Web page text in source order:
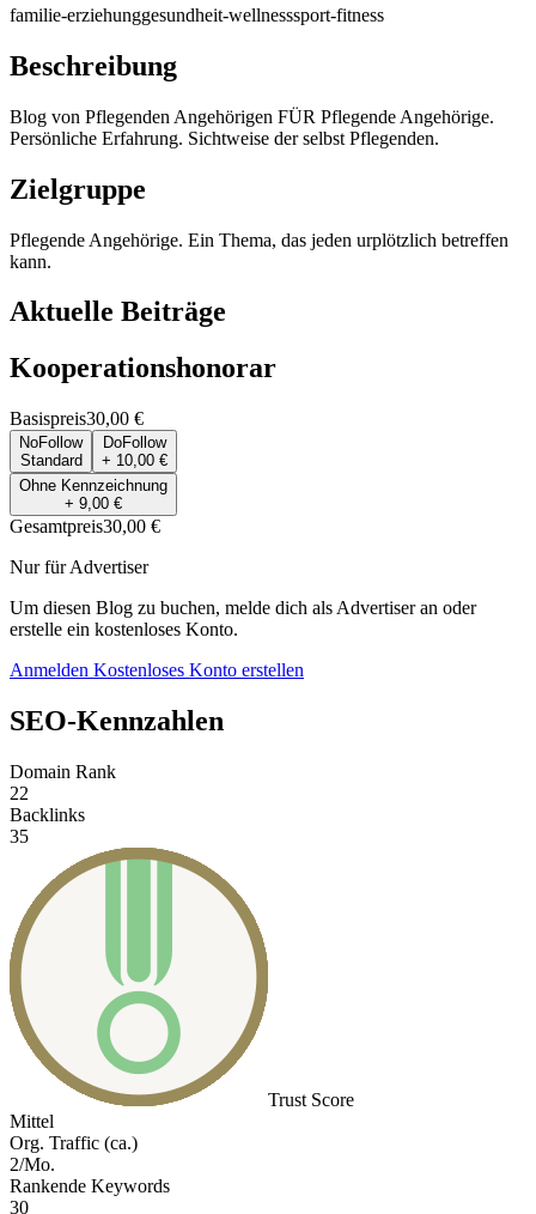
familie-erziehunggesundheit-wellnesssport-fitness
Beschreibung
Blog von Pflegenden Angehörigen FÜR Pflegende Angehörige.
Persönliche Erfahrung. Sichtweise der selbst Pflegenden.
Zielgruppe
Pflegende Angehörige. Ein Thema, das jeden urplötzlich betreffen
kann.
Aktuelle Beiträge
Kooperationshonorar
Basispreis30,00 €
NoFollow
Standard
DoFollow
+ 10,00 €
Ohne Kennzeichnung
+ 9,00 €
Gesamtpreis30,00 €
Nur für Advertiser
Um diesen Blog zu buchen, melde dich als Advertiser an oder
erstelle ein kostenloses Konto.
Anmelden Kostenloses Konto erstellen
SEO-Kennzahlen
Domain Rank
22
Backlinks
35
Trust Score
Mittel
Org. Traffic (ca.)
2/Mo.
Rankende Keywords
30